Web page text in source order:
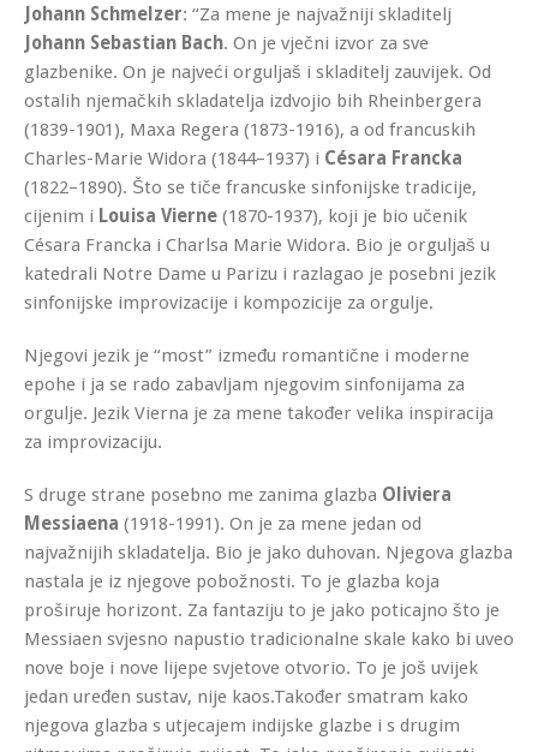
Johann Schmelzer: “Za mene je najvažniji skladitelj
Johann Sebastian Bach. On je vječni izvor za sve
glazbenike. On je najveći orguljaš i skladitelj zauvijek. Od
ostalih njemačkih skladatelja izdvojio bih Rheinbergera
(1839-1901), Maxa Regera (1873-1916), a od francuskih
Charles-Marie Widora (1844–1937) i Césara Francka
(1822–1890). Što se tiče francuske sinfonijske tradicije,
cijenim i Louisa Vierne (1870-1937), koji je bio učenik
Césara Francka i Charlsa Marie Widora. Bio je orguljaš u
katedrali Notre Dame u Parizu i razlagao je posebni jezik
sinfonijske improvizacije i kompozicije za orgulje.
Njegovi jezik je “most” između romantične i moderne
epohe i ja se rado zabavljam njegovim sinfonijama za
orgulje. Jezik Vierna je za mene također velika inspiracija
za improvizaciju.
S druge strane posebno me zanima glazba Oliviera
Messiaena (1918-1991). On je za mene jedan od
najvažnijih skladatelja. Bio je jako duhovan. Njegova glazba
nastala je iz njegove pobožnosti. To je glazba koja
proširuje horizont. Za fantaziju to je jako poticajno što je
Messiaen svjesno napustio tradicionalne skale kako bi uveo
nove boje i nove lijepe svjetove otvorio. To je još uvijek
jedan uređen sustav, nije kaos.Također smatram kako
njegova glazba s utjecajem indijske glazbe i s drugim